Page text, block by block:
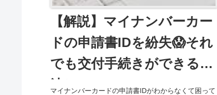
【解説】マイナンバーカー
ドの申請書IDを紛失😱それ
でも交付手続きができる方
法✨
マイナンバーカードの申請書IDがわからなくて困って